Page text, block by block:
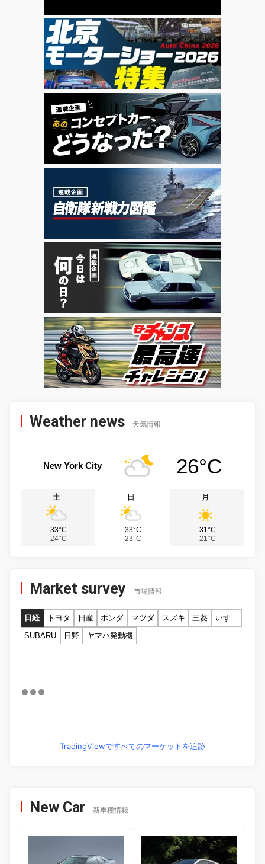
Weather news 天気情報
New York City 26°C
土
33°C
24°C
日
33°C
23°C
月
31°C
21°C
Market survey 市場情報
日経 トヨタ 日産 ホンダ マツダ スズキ 三菱
いすゞ
SUBARU
日野 ヤマハ発動機
TradingViewですべてのマーケットを追跡
New Car 新車種情報